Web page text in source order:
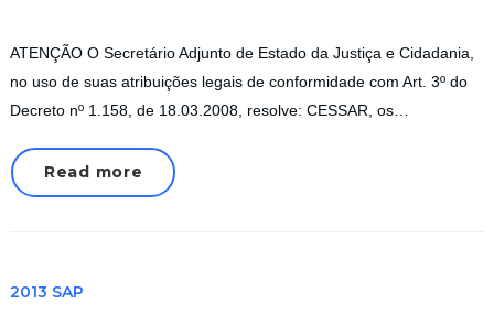
ATENÇÃO O Secretário Adjunto de Estado da Justiça e Cidadania,
no uso de suas atribuições legais de conformidade com Art. 3º do
Decreto nº 1.158, de 18.03.2008, resolve: CESSAR, os…
Read more
2013 SAP